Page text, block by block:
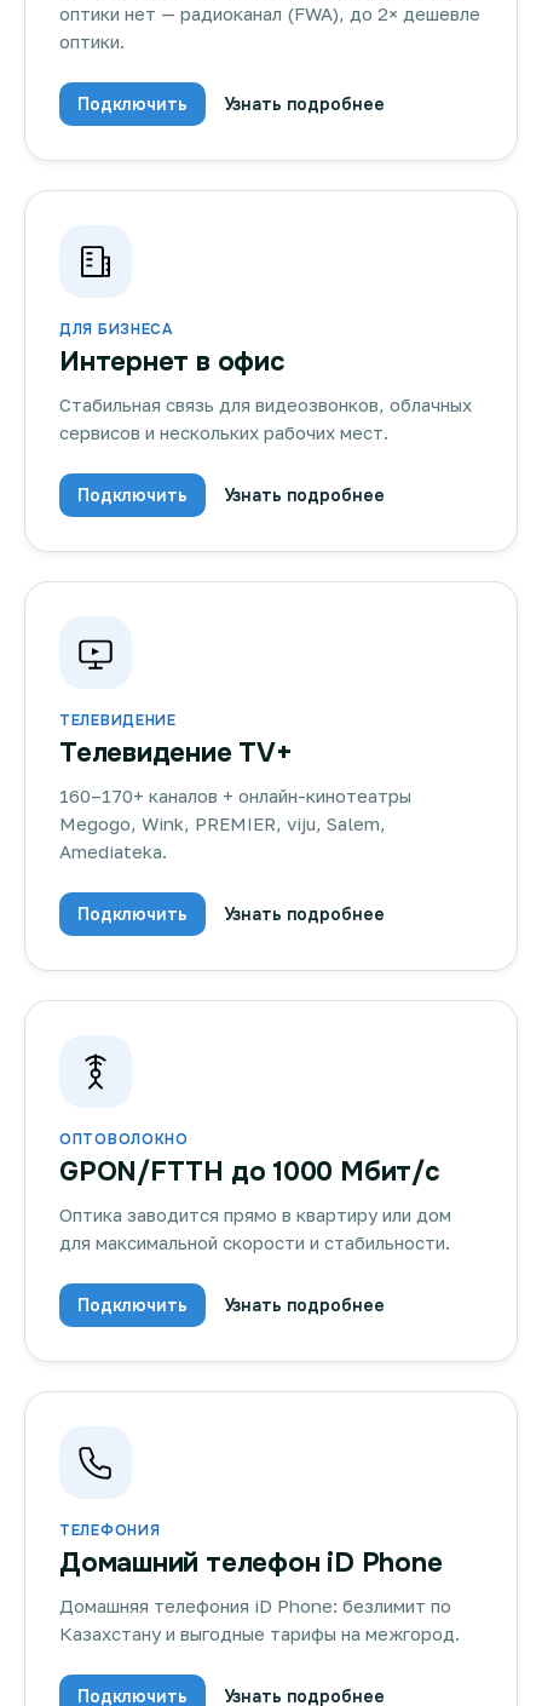
оптики нет — радиоканал (FWA), до 2× дешевле
оптики.
Подключить Узнать подробнее
ДЛЯ БИЗНЕСА
Интернет в офис
Стабильная связь для видеозвонков, облачных
сервисов и нескольких рабочих мест.
Подключить Узнать подробнее
ТЕЛЕВИДЕНИЕ
Телевидение TV+
160–170+ каналов + онлайн-кинотеатры
Megogo, Wink, PREMIER, viju, Salem,
Amediateka.
Подключить Узнать подробнее
ОПТОВОЛОКНО
GPON/FTTH до 1000 Мбит/с
Оптика заводится прямо в квартиру или дом
для максимальной скорости и стабильности.
Подключить Узнать подробнее
ТЕЛЕФОНИЯ
Домашний телефон iD Phone
Домашняя телефония iD Phone: безлимит по
Казахстану и выгодные тарифы на межгород.
Подключить Узнать подробнее